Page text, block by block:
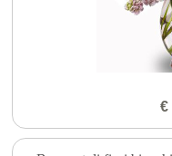
€